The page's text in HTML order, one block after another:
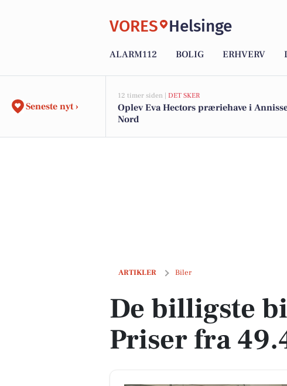
VORES Helsinge
ALARM112 BOLIG ERHVERV
Seneste nyt ›
12 timer siden | DET SKER
Oplev Eva Hectors præriehave i
Nord
ARTIKLER Biler
De billigste biler i Helsinge - Priser fra 49.495
De billigste
Priser fra